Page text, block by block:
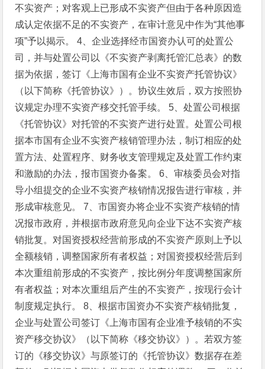
不实资产；对客观上已形成不实资产但由于各种原因造
成认定依据不足的不实资产，在审计意见中作为“其他事
项”予以揭示。
4、企业选择经市国资办认可的处置公
司，并与处置公司以《不实资产剥离托管汇总表》的数
据为依据，签订《上海市国有企业不实资产托管协议》
（以下简称《托管协议》）。协议生效后，双方按照协
议规定办理不实资产移交托管手续。
5、处置公司根据
《托管协议》对托管的不实资产进行处置。处置公司根
据本市国有企业不实资产核销管理办法，制订相应的处
置方法、处置程序、财务收支管理规定及处置工作约束
和激励的办法，报市国资办备案。
6、审核委员会对指
导小组提交的企业不实资产核销情况报告进行审核，并
形成审核意见。
7、市国资办将企业不实资产核销的情
况报市政府，并根据市政府意见向企业下达不实资产核
销批复。对国资授权经营前形成的不实资产原则上予以
全额核销，调整国家所有者权益；对国资授权经营后到
本次重组前形成的不实资产，按比例分年度调整国家所
有者权益；对本次重组后产生的不实资产，按现行会计
制度规定执行。
8、根据市国资办不实资产核销批复，
企业与处置公司签订《上海市国有企业准予核销的不实
资产移交协议》（以下简称《移交协议》）。若双方签
订的《移交协议》与原签订的《托管协议》数据存在差